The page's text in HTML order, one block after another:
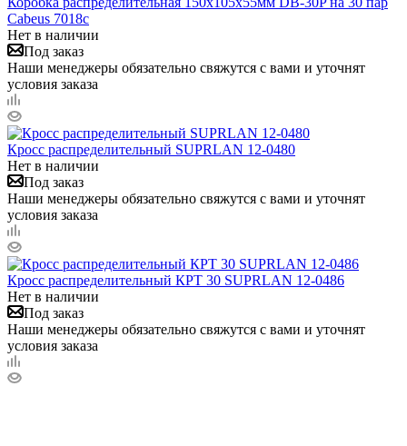
Cabeus 7018c
Нет в наличии
Под заказ
Наши менеджеры обязательно свяжутся с вами и уточнят
условия заказа
Кросс распределительный SUPRLAN 12-0480
Нет в наличии
Под заказ
Наши менеджеры обязательно свяжутся с вами и уточнят
условия заказа
Кросс распределительный КРТ 30 SUPRLAN 12-0486
Нет в наличии
Под заказ
Наши менеджеры обязательно свяжутся с вами и уточнят
условия заказа